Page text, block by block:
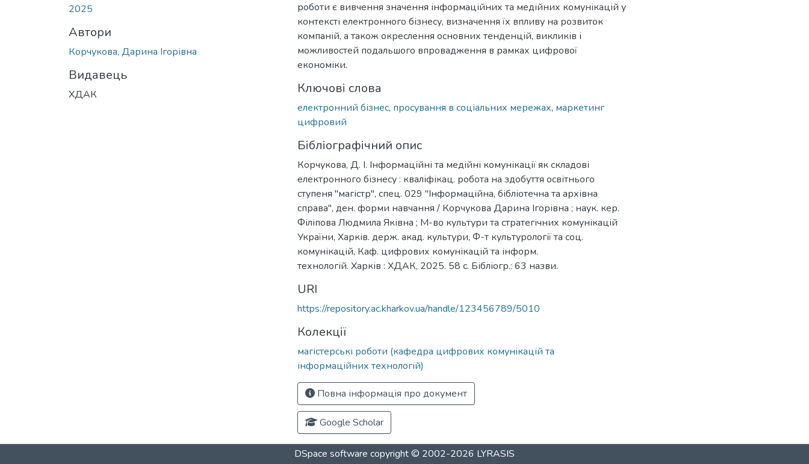
2025
Автори
Корчукова, Дарина Ігорівна
Видавець
ХДАК
роботи є вивчення значення інформаційних та медійних комунікацій у
контексті електронного бізнесу, визначення їх впливу на розвиток
компаній, а також окреслення основних тенденцій, викликів і
можливостей подальшого впровадження в рамках цифрової
економіки.
Ключові слова
електронний бізнес, просування в соціальних мережах, маркетинг
цифровий
Бібліографічний опис
Корчукова, Д. І. Інформаційні та медійні комунікації як складові
електронного бізнесу : кваліфікац. робота на здобуття освітнього
ступеня "магістр", спец. 029 "Інформаційна, бібліотечна та архівна
справа", ден. форми навчання / Корчукова Дарина Ігорівна ; наук. кер.
Філіпова Людмила Яківна ; М-во культури та стратегічних комунікацій
України, Харків. держ. акад. культури, Ф-т культурології та соц.
комунікацій, Каф. цифрових комунікацій та інформ.
технологій. Харків : ХДАК, 2025. 58 с. Бібліогр.: 63 назви.
URI
https://repository.ac.kharkov.ua/handle/123456789/5010
Колекції
магістерські роботи (кафедра цифрових комунікацій та
інформаційних технологій)
Повна інформація про документ
Google Scholar
DSpace software copyright © 2002-2026 LYRASIS